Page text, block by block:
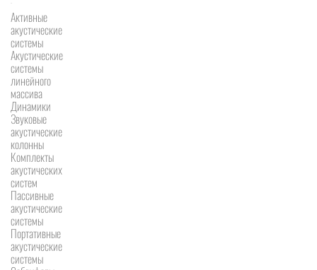
Активные
акустические
системы
Акустические
системы
линейного
массива
Динамики
Звуковые
акустические
колонны
Комплекты
акустических
систем
Пассивные
акустические
системы
Портативные
акустические
системы